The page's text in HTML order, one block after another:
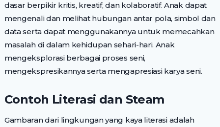
dasar berpikir kritis, kreatif, dan kolaboratif. Anak dapat
mengenali dan melihat hubungan antar pola, simbol dan
data serta dapat menggunakannya untuk memecahkan
masalah di dalam kehidupan sehari-hari. Anak
mengeksplorasi berbagai proses seni,
mengekspresikannya serta mengapresiasi karya seni.
Contoh Literasi dan Steam
Gambaran dari lingkungan yang kaya literasi adalah